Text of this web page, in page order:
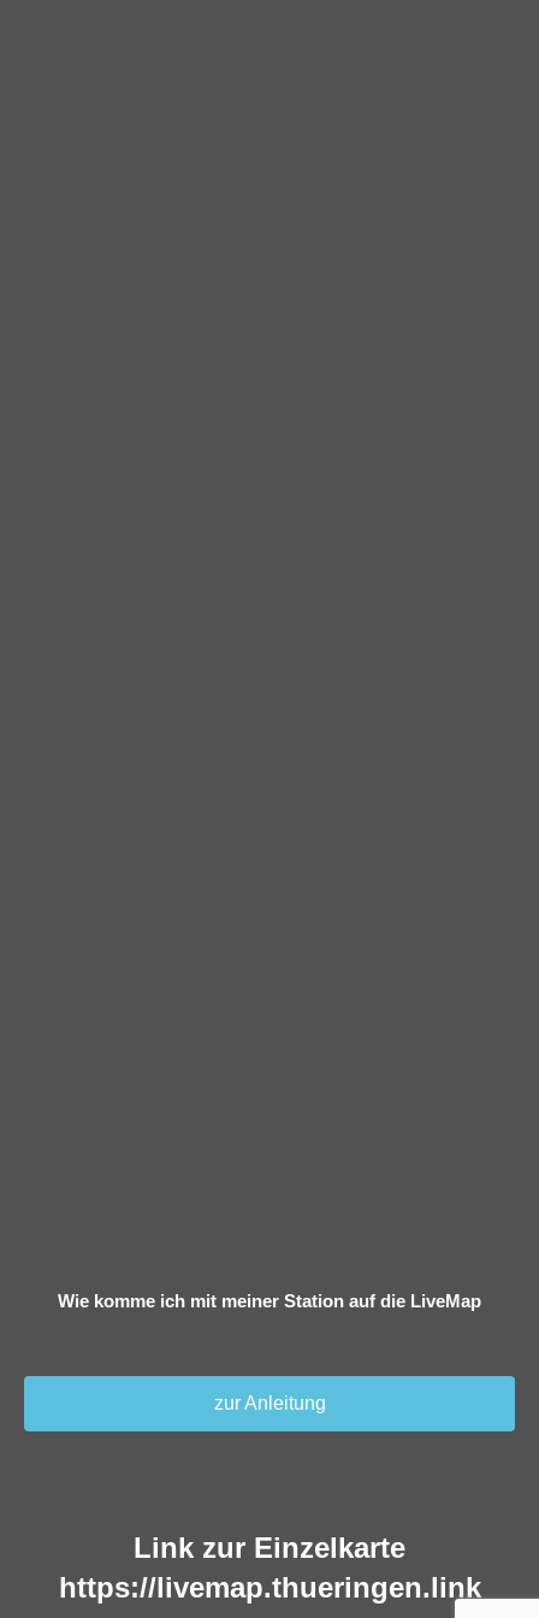
Wie komme ich mit meiner Station auf die LiveMap
zur Anleitung
Link zur Einzelkarte
https://livemap.thueringen.link